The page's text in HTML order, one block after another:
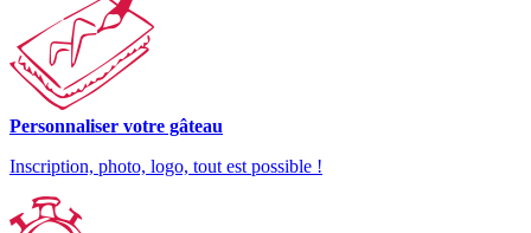
Personnaliser votre gâteau
Inscription, photo, logo, tout est possible !